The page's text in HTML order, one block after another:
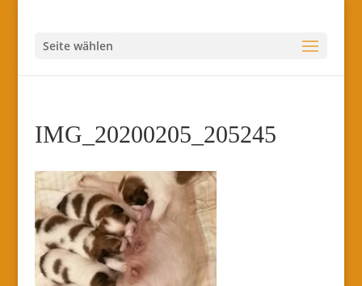
Seite wählen
IMG_20200205_205245